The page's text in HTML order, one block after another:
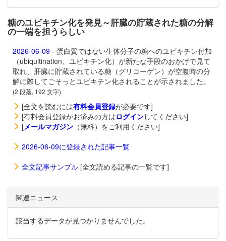
糖のユビキチン化を発見～肝臓の貯蔵された糖の分解
の一端を担うらしい
2026-06-09 - 蛋白質ではない生体分子の糖へのユビキチン付加
（ubiquitination、ユビキチン化）が新たな手段のおかげで見て
取れ、肝臓に貯蔵されている糖（グリコーゲン）が空腹時の分
解に際してごそっとユビキチン化されることが示されました。
(2 段落, 192 文字)
[全文を読むには有料会員登録が必要です]
[有料会員登録がお済みの方はログインしてください]
[メールマガジン （無料）をご利用ください]
2026-06-09に登録された記事一覧
全文記事サンプル [全文読める記事の一覧です]
関連ニュース
該当するデータが見つかりませんでした。